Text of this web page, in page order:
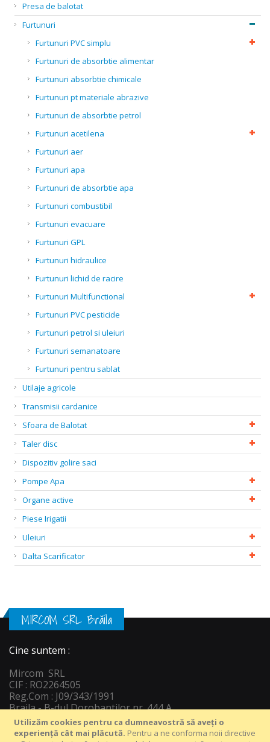
Utilizăm cookies pentru ca dumneavostră să aveți o
experiență cât mai plăcută. Pentru a ne conforma noii directive
Presa de balotat
Furtunuri
Furtunuri PVC simplu
Furtunuri de absorbtie alimentar
Furtunuri absorbtie chimicale
Furtunuri pt materiale abrazive
Furtunuri de absorbtie petrol
Furtunuri acetilena
Furtunuri aer
Furtunuri apa
Furtunuri de absorbtie apa
Furtunuri combustibil
Furtunuri evacuare
Furtunuri GPL
Furtunuri hidraulice
Furtunuri lichid de racire
Furtunuri Multifunctional
Furtunuri PVC pesticide
Furtunuri petrol si uleiuri
Furtunuri semanatoare
Furtunuri pentru sablat
Utilaje agricole
Transmisii cardanice
Sfoara de Balotat
Taler disc
Dispozitiv golire saci
Pompe Apa
Organe active
Piese Irigatii
Uleiuri
Dalta Scarificator
MIRCOM SRL Brăila
Cine suntem :
Mircom SRL
CIF : RO2264505
Reg.Com : J09/343/1991
Braila - B-dul Dorobantilor nr. 444 A
Informatii contact :
Tel : +40 239 649 816